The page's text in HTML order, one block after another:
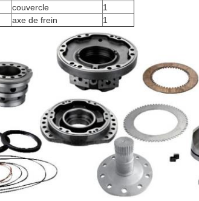
couvercle
1
axe de frein 1